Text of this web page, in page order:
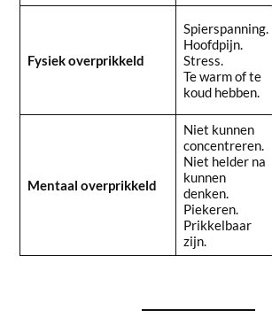
Fysiek overprikkeld
Spierspanning.
Hoofdpijn.
Stress.
Te warm of te
koud hebben.
Mentaal overprikkeld
Niet kunnen
concentreren.
Niet helder na
kunnen
denken.
Piekeren.
Prikkelbaar
zijn.